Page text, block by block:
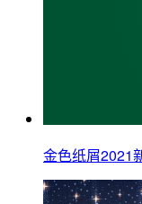
金色纸屑2021